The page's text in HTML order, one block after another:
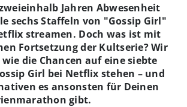
Jahren Abwesenheit
sechs Staffeln von "Gossip Girl"
streamen. Doch was ist mit
Fortsetzung der Kultserie? Wir
die Chancen auf eine siebte
Girl bei Netflix stehen – und
es ansonsten für Deinen
gibt.